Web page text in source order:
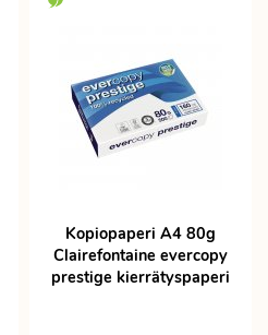
Kopiopaperi A4 80g
Clairefontaine evercopy
prestige kierrätyspaperi